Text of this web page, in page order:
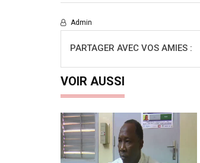
Admin
PARTAGER AVEC VOS AMIES :
VOIR AUSSI